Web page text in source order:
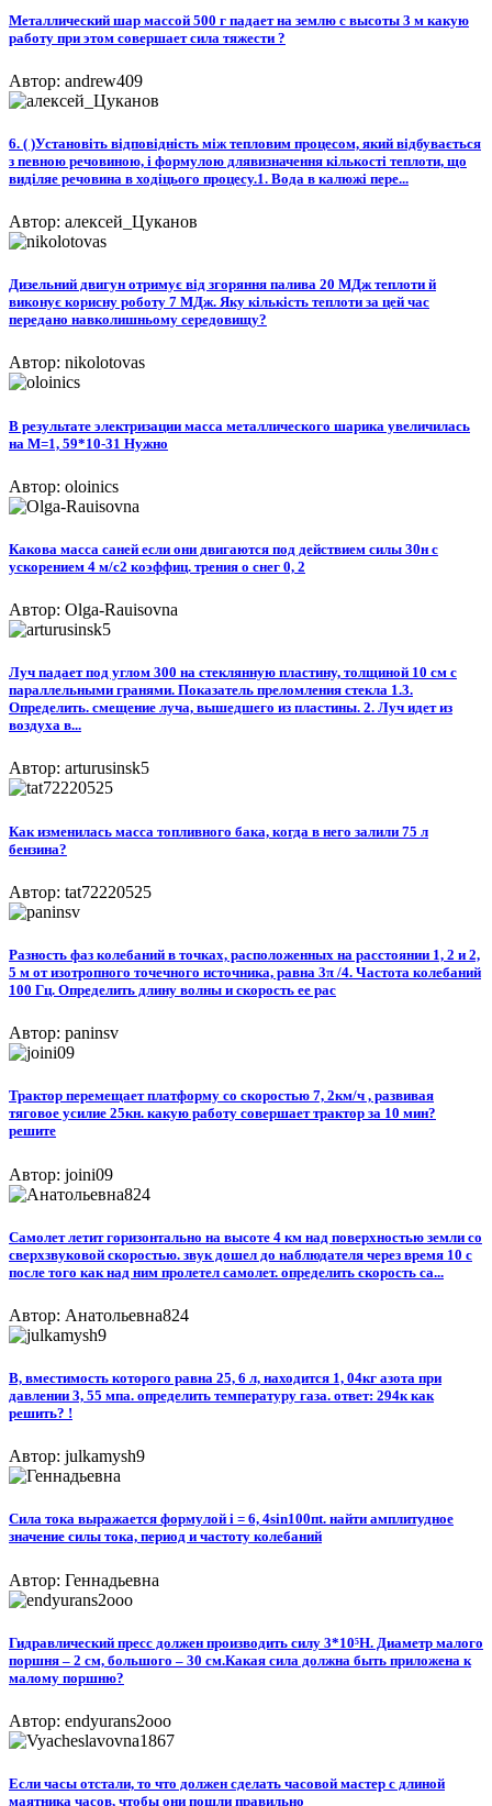
Металлический шар массой 500 г падает на землю с высоты 3 м какую
работу при этом совершает сила тяжести ?
Автор: andrew409
6. ( )Установіть відповідність між тепловим процесом, який відбувається
з певною речовиною, і формулою длявизначення кількості теплоти, що
виділяе речовина в ходіцього процесу.1. Вода в калюжі пере...
Автор: алексей_Цуканов
Дизельний двигун отримує від згоряння палива 20 МДж теплоти й
виконує корисну роботу 7 МДж. Яку кількість теплоти за цей час
передано навколишньому середовищу?
Автор: nikolotovas
В результате электризации масса металлического шарика увеличилась
на M=1, 59*10-31 Нужно
Автор: oloinics
Какова масса саней если они двигаются под действием силы 30н с
ускорением 4 м/с2 коэффиц. трения о снег 0, 2
Автор: Olga-Rauisovna
Луч падает под углом 300 на стеклянную пластину, толщиной 10 см с
параллельными гранями. Показатель преломления стекла 1.3.
Определить. смещение луча, вышедшего из пластины. 2. Луч идет из
воздуха в...
Автор: arturusinsk5
Как изменилась масса топливного бака, когда в него залили 75 л
бензина?
Автор: tat72220525
Разность фаз колебаний в точках, расположенных на расстоянии 1, 2 и 2,
5 м от изотропного точечного источника, равна 3π /4. Частота колебаний
100 Гц. Определить длину волны и скорость ее рас
Автор: paninsv
Трактор перемещает платформу со скоростью 7, 2км/ч , развивая
тяговое усилие 25кн. какую работу совершает трактор за 10 мин?
решите
Автор: joini09
Самолет летит горизонтально на высоте 4 км над поверхностью земли со
сверхзвуковой скоростью. звук дошел до наблюдателя через время 10 с
после того как над ним пролетел самолет. определить скорость са...
Автор: Анатольевна824
В, вместимость которого равна 25, 6 л, находится 1, 04кг азота при
давлении 3, 55 мпа. определить температуру газа. ответ: 294к как
решить? !
Автор: julkamysh9
Сила тока выражается формулой i = 6, 4sin100пt. найти амплитудное
значение силы тока, период и частоту колебаний
Автор: Геннадьевна
Гидравлический пресс должен производить силу 3*10⁵H. Диаметр малого
поршня – 2 см, большого – 30 см.Какая сила должна быть приложена к
малому поршню?​
Автор: endyurans2ooo
Если часы отстали, то что должен сделать часовой мастер с длиной
маятника часов, чтобы они пошли правильно